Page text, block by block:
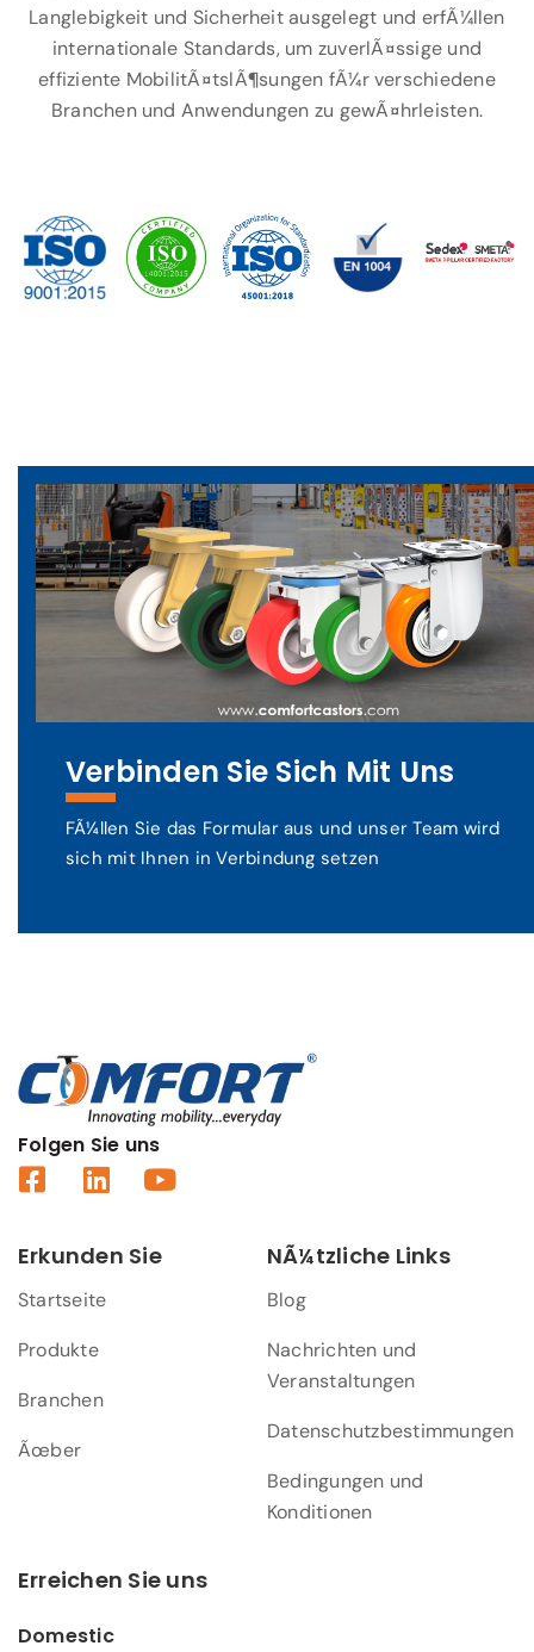
Langlebigkeit und Sicherheit ausgelegt und erfÃ¼llen
internationale Standards, um zuverlÃ¤ssige und
effiziente MobilitÃ¤tslÃ¶sungen fÃ¼r verschiedene
Branchen und Anwendungen zu gewÃ¤hrleisten.
Verbinden Sie Sich Mit Uns
FÃ¼llen Sie das Formular aus und unser Team wird
sich mit Ihnen in Verbindung setzen
Folgen Sie uns
Erkunden Sie
Startseite
Produkte
Branchen
Ãœber
NÃ¼tzliche Links
Blog
Nachrichten und
Veranstaltungen
Datenschutzbestimmungen
Bedingungen und
Konditionen
Erreichen Sie uns
Domestic